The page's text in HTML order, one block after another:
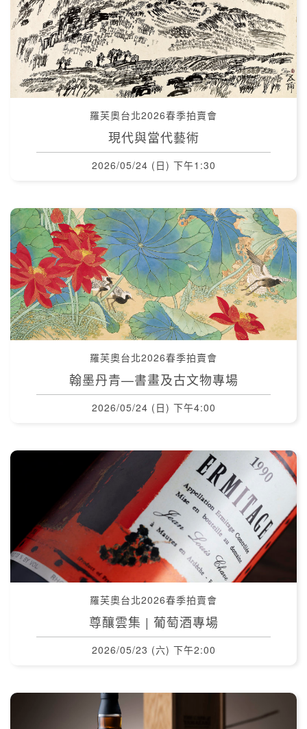
羅芙奧台北2026春季拍賣會
現代與當代藝術
2026/05/24 (日) 下午1:30
羅芙奧台北2026春季拍賣會
翰墨丹青—書畫及古文物專場
2026/05/24 (日) 下午4:00
羅芙奧台北2026春季拍賣會
尊釀雲集 | 葡萄酒專場
2026/05/23 (六) 下午2:00